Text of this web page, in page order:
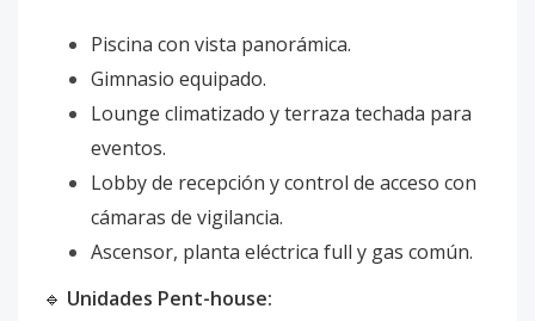
Piscina con vista panorámica.
Gimnasio equipado.
Lounge climatizado y terraza techada para
eventos.
Lobby de recepción y control de acceso con
cámaras de vigilancia.
Ascensor, planta eléctrica full y gas común.
🔹 Unidades Pent-house: